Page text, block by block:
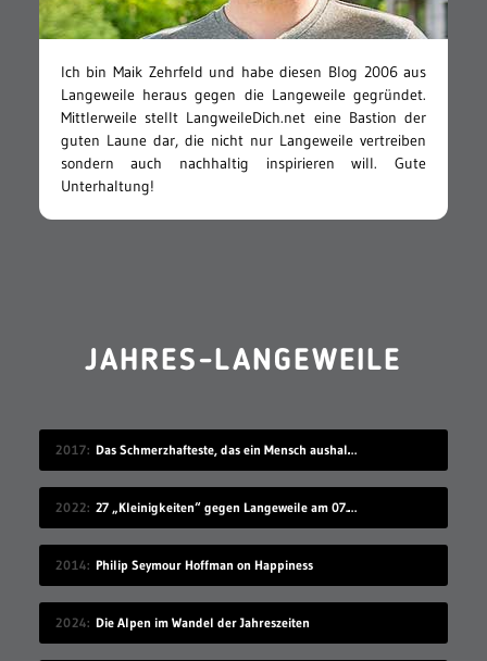
Ich bin Maik Zehrfeld und habe diesen Blog 2006 aus
Langeweile heraus gegen die Langeweile gegründet.
Mittlerweile stellt LangweileDich.net eine Bastion der
guten Laune dar, die nicht nur Langeweile vertreiben
sondern auch nachhaltig inspirieren will. Gute
Unterhaltung!
JAHRES-LANGEWEILE
2017 Das Schmerzhafteste, das ein Mensch aushalten kann
2022 27 „Kleinigkeiten“ gegen Langeweile am 07.08.2022
2014 Philip Seymour Hoffman on Happiness
2024 Die Alpen im Wandel der Jahreszeiten